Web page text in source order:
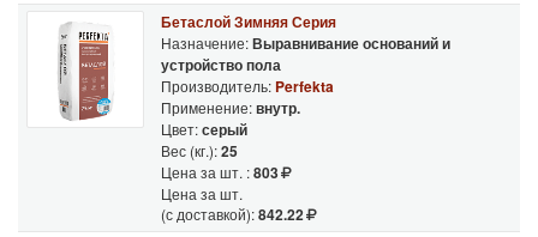
Бетаслой Зимняя Серия
Назначение:Выравнивание оснований и
устройство пола
Производитель: Perfekta
Применение:внутр.
Цвет:серый
Вес (кг.):25
Цена за шт. :803
Цена за шт.
(с доставкой):842.22